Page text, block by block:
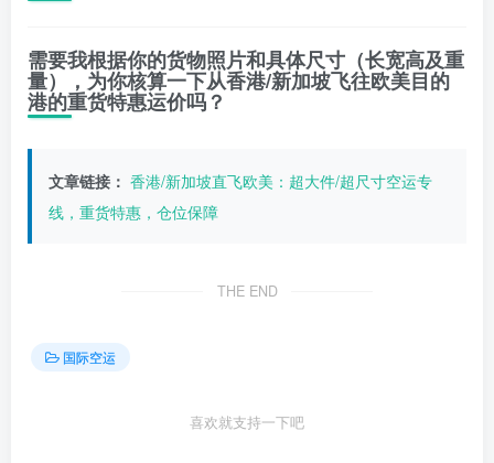
需要我根据你的货物照片和具体尺寸 （长宽高及重
量），为你核算一下从香港/新加坡飞往欧美目的
港的重货特惠运价吗？
文章链接： 香港/新加坡直飞欧美：超大件/超尺寸空运专
线，重货特惠，仓位保障
THE END
国际空运
喜欢就支持一下吧